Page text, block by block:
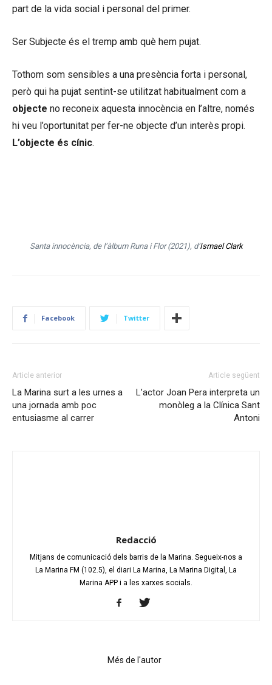
part de la vida social i personal del primer.
Ser Subjecte és el tremp amb què hem pujat.
Tothom som sensibles a una presència forta i personal,
però qui ha pujat sentint-se utilitzat habitualment com a
objecte no reconeix aquesta innocència en l’altre, només
hi veu l’oportunitat per fer-ne objecte d’un interès propi.
L’objecte és cínic.
Santa innocència, de l’àlbum Runa i Flor (2021), d’Ismael Clark
Facebook Twitter
Article anterior
La Marina surt a les urnes a
una jornada amb poc
entusiasme al carrer
Article següent
L’actor Joan Pera interpreta un
monòleg a la Clínica Sant
Antoni
Redacció
Mitjans de comunicació dels barris de la Marina. Segueix-nos a
La Marina FM (102.5), el diari La Marina, La Marina Digital, La
Marina APP i a les xarxes socials.
Més de l'autor